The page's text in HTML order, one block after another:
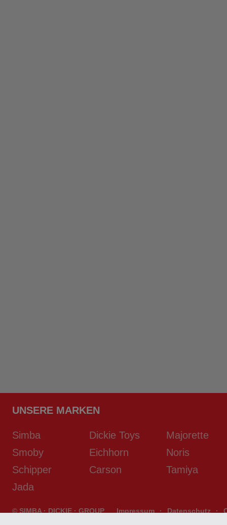
UNSERE MARKEN
Simba Dickie Toys
Majorette
Smoby
Eichhorn
Noris
Schipper
Carson
Tamiya
Jada
© SIMBA · DICKIE · GROUP Impressum · Datenschutz ·